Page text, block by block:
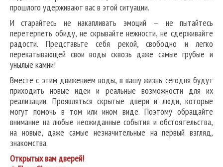
прошлого удерживают вас в этой ситуации.
И старайтесь не накапливать эмоций — не пытайтесь
перетерпеть обиду, не скрывайте нежности, не сдерживайте
радости. Представьте себя рекой, свободно и легко
перекатывающей свои воды сквозь даже самые грубые и
унылые камни!
Вместе с этим движением воды, в вашу жизнь сегодня будут
приходить новые идеи и реальные возможности для их
реализации. Проявляться скрытые двери и люди, которые
могут помочь в том или ином виде. Поэтому обращайте
внимание на любые неожиданные события и обстоятельства,
на новые, даже самые незначительные на первый взгляд,
знакомства.
Открытых вам дверей!